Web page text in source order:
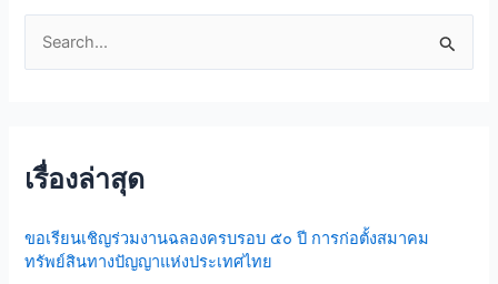
c
f
o
เรื่องล่าสุด
ขอเรียนเชิญร่วมงานฉลองครบรอบ ๕๐ ปี การก่อตั้งสมาคม
ทรัพย์สินทางปัญญาแห่งประเทศไทย